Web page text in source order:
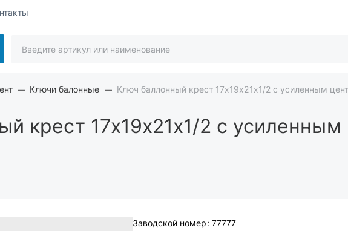
Ключи балонные Ключ баллонный крест 17х19х21х1/2 с усиленным
крест 17х19х21х1/2 с
Заводской номер: 77777